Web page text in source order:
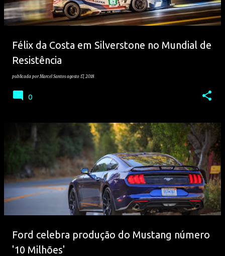
Félix da Costa em Silverstone no Mundial de
Resistência
publicada porMarcel Santos agosto 17, 2018
0
Ford celebra produção do Mustang número
'10 Milhões'